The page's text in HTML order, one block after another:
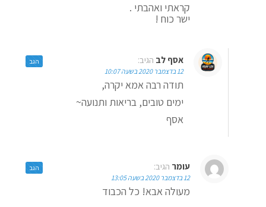
קראתי ואהבתי .
ישר כוח !
אסף לב הגיב:
12 בדצמבר 2020 בשעה 10:07
תודה רבה אמא יקרה,
ימים טובים, בריאות ותנועה~
אסף
הגב
עומר הגיב:
12 בדצמבר 2020 בשעה 13:05
מעולה אבא! כל הכבוד
הגב